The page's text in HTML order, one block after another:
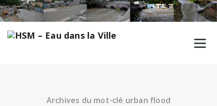
Aller
au
contenu
Archives du mot-clé urban flood